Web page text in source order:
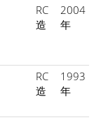
RC
造
2004
年
RC
造
1993
年